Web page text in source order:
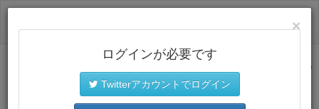
サイトトップに戻る
×
ログインが必要です
Twitterアカウントでログイン